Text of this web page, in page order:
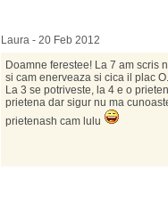
Laura - 20 Feb 2012
Doamne ferestee! La 7 am scris
si cam enerveaza si cica il plac
La 3 se potriveste, la 4 e o
prietena dar sigur nu ma
prietenash cam lulu